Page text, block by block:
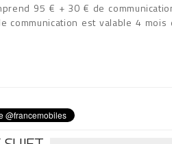
95 € + 30 € de
communication est valable 4